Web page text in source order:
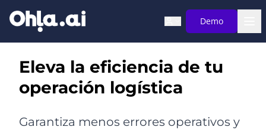
Saltar al contenido principal
Demo
Eleva la eficiencia de tu
operación logística
Garantiza menos errores operativos y